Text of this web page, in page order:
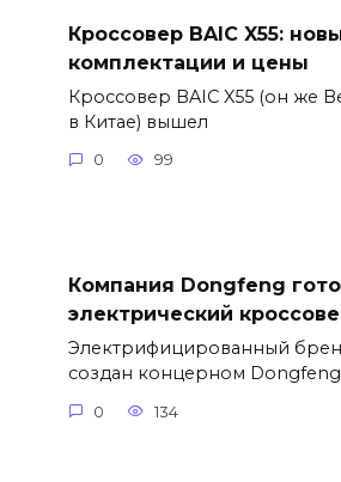
Кроссовер BAIC X55:
комплектации и цены
Кроссовер BAIC X55 (он же
в Китае) вышел
0 99
Компания Dongfeng
электрический
Электрифицированный
создан концерном Dongfeng
0 134